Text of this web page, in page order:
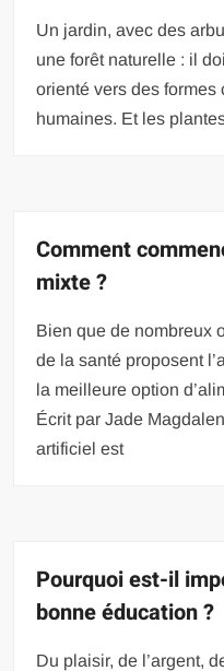
Un jardin, avec des
une forêt naturelle : il
orienté vers des
humaines. Et les
Comment
mixte ?
Bien que de nombreux
de la santé proposent
la meilleure option
Écrit par Jade
artificiel est
Pourquoi est-il
bonne éducation ?
Du plaisir, de l’argent,